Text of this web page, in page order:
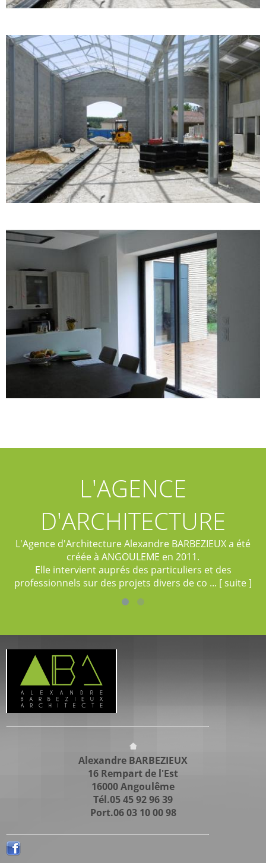
a été
suite ]
Vous pouvez contacter Alexandre
réalisation de vos différents projets.
... [ suite ]
Alexandre BARBEZIEUX
16 Rempart de l'Est
16000 Angoulême
Tél.05 45 92 96 39
Port.06 03 10 00 98